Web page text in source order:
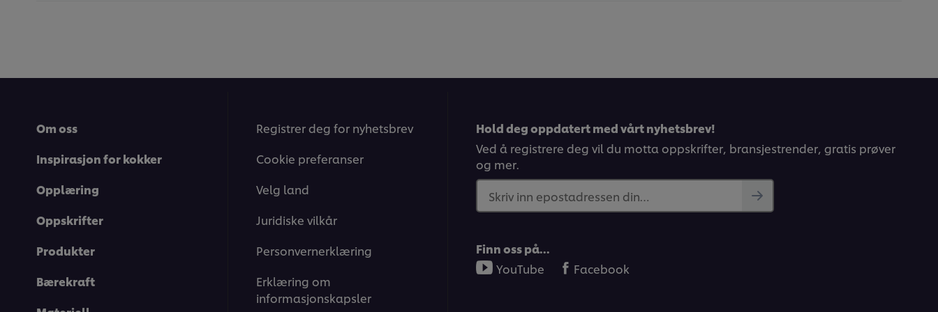
Om oss
Inspirasjon for kokker
Opplæring
Oppskrifter
Produkter
Bærekraft
Registrer deg for nyhetsbrev
Cookie preferanser
Velg land
Juridiske vilkår
Personvernerklæring
Erklæring om
informasjonskapsler
Hold deg oppdatert med vårt nyhetsbrev!
Ved å registrere deg vil du motta oppskrifter, bransjestrender, gratis prøver
og mer.
Skriv inn epostadressen din…
Finn oss på…
YouTube
Facebook